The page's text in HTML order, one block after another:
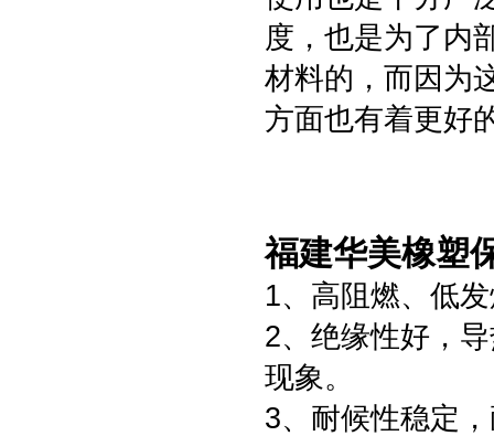
度，也是为了内
材料的，而因为
方面也有着更好
福建华美橡塑
1、高阻燃、低
2、绝缘性好，
现象。
3、耐候性稳定